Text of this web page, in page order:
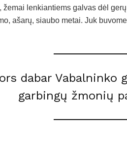
žemai lenkiantiems galvas dėl
ašarų, siaubo metai. Juk
dabar Vabalninko
garbingų žmonių